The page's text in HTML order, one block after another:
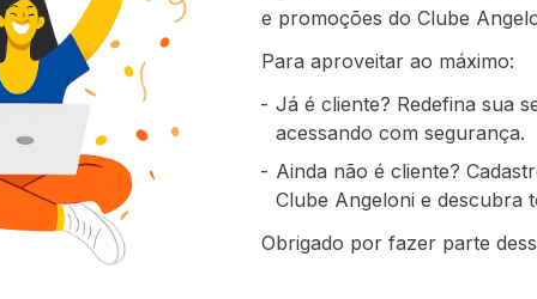
até às pontas. Deixe agir por um minuto e enxágue.
textura dos seus cabelos – Shampoo Dove Texturas
e Crespos. Todos os produtos Dove são livres de
em animais em nenhum lugar do mundo. Nossa
positivo com sua própria aparência, ajudando jovens
de Dove feita com cuidado. *Força contra a
também
e promoções do Clube
Para aproveitar ao máximo:
Já é cliente? Redefina sua
acessando com segurança.
Ainda não é cliente?
Clube Angeloni e descubra
Obrigado por fazer parte